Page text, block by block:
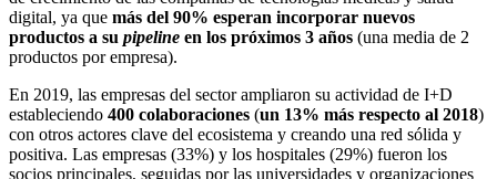
digital, ya que más del 90% esperan incorporar nuevos
productos a su pipeline en los próximos 3 años (una media de 2
productos por empresa).
En 2019, las empresas del sector ampliaron su actividad de I+D
estableciendo 400 colaboraciones (un 13% más respecto al 2018)
con otros actores clave del ecosistema y creando una red sólida y
positiva. Las empresas (33%) y los hospitales (29%) fueron los
socios principales, seguidas por las universidades y organizaciones